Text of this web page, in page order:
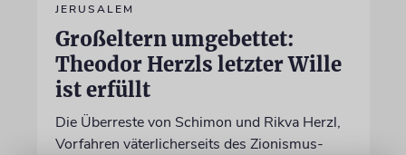
JERUSALEM
Großeltern umgebettet:
Theodor Herzls letzter Wille
ist erfüllt
Die Überreste von Schimon und Rikva Herzl,
Vorfahren väterlicherseits des Zionismus-